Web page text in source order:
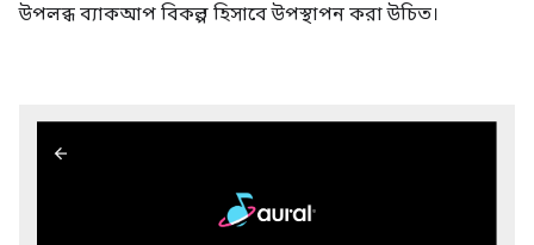
উপলব্ধ ব্যাকআপ বিকল্প হিসাবে উপস্থাপন করা উচিত।